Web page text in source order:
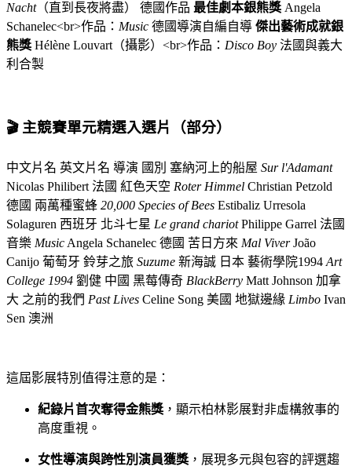
Nacht（直到長夜將盡） 德國作品 最佳劇本銀熊獎 Angela
Schanelec<br>作品： Music 德國導演自編自導 傑出藝術成就銀
熊獎 Hélène Louvart（攝影）<br>作品： Disco Boy 法國與義大
利合製
🎬 主競賽單元精選入選片（部分）
中文片名 英文片名 導演 國別 塞納河上的船屋 Sur l'Adamant
Nicolas Philibert 法國 紅色天空 Roter Himmel Christian Petzold
德國 兩萬種蜜蜂 20,000 Species of Bees Estibaliz Urresola
Solaguren 西班牙 北斗七星 Le grand chariotPhilippe Garrel 法國
音樂 Music Angela Schanelec 德國 苦日方來 Mal ViverJoão
Canijo 葡萄牙 鈴芽之旅 Suzume 新海誠 日本 藝術學院1994 Art
College 1994 劉健 中國 黑莓傳奇 BlackBerry Matt Johnson 加拿
大 之前的我們 Past Lives Celine Song 美國 地獄邊緣 Limbo Ivan
Sen 澳洲
這屆影展特別值得注意的是：
紀錄片首次奪得金熊獎 ，顯示柏林影展對非虛構敘事的
高度重視。
女性導演與跨性別演員獲獎 ，展現多元與包容的評選趨